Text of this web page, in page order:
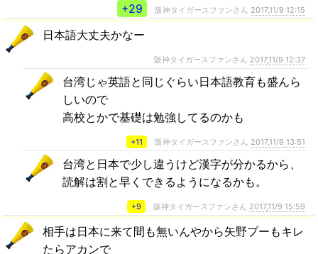
+29
阪神タイガースファンさん 2017,11/9 12:15
日本語大丈夫かなー
阪神タイガースファンさん 2017,11/9 12:37
台湾じゃ英語と同じぐらい日本語教育も盛んら
しいので
高校とかで基礎は勉強してるのかも
+11 阪神タイガースファンさん 2017,11/9 13:51
台湾と日本で少し違うけど漢字が分かるから、
読解は割と早くできるようになるかも。
+9 阪神タイガースファンさん 2017,11/9 15:59
相手は日本に来て間も無いんやから矢野プーもキレ
たらアカンで